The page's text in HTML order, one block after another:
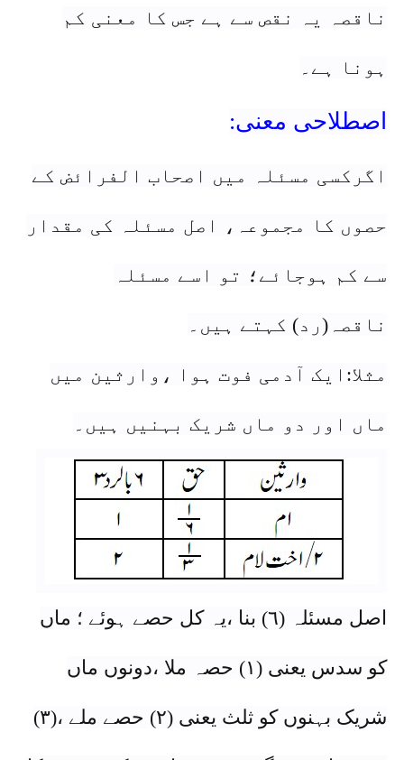
ناقصہ یہ نقص سے ہے جس کا معنی کم
ہونا ہے۔
اصطلاحی معنی:
اگرکسی مسئلہ میں اصحاب الفرائض کے
حصوں کا مجموعہ، اصل مسئلہ کی مقدار
سے کم ہوجائے؛ تو اسے مسئلہ
ناقصہ(رد) کہتے ہیں۔
مثلا:ایک آدمی فوت ہوا ،وارثین میں
ماں اور دو ماں شریک بہنیں ہیں۔
اصل مسئلہ (٦) بنا ،یہ کل حصے ہوئے ؛ ماں
کو سدس یعنی (١) حصہ ملا ،دونوں ماں
شریک بہنوں کو ثلث یعنی (٢) حصے ملے ،(٣)